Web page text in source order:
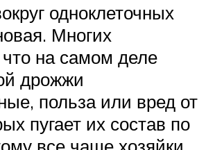
одноклеточных
Многих
что на самом деле
дрожжи
польза или вред от
пугает их состав по